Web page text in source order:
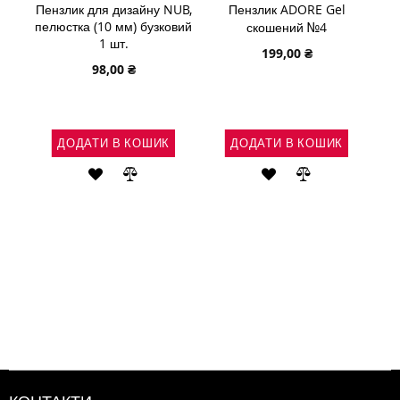
Пензлик для дизайну NUB,
пелюстка (10 мм) бузковий
1 шт.
98,00 ₴
ДОДАТИ В КОШИК
ДОДАТИ
Пензлик ADORE Gel
скошений №4
199,00 ₴
ДОДАТИ В КОШИК
ДОДАТИ